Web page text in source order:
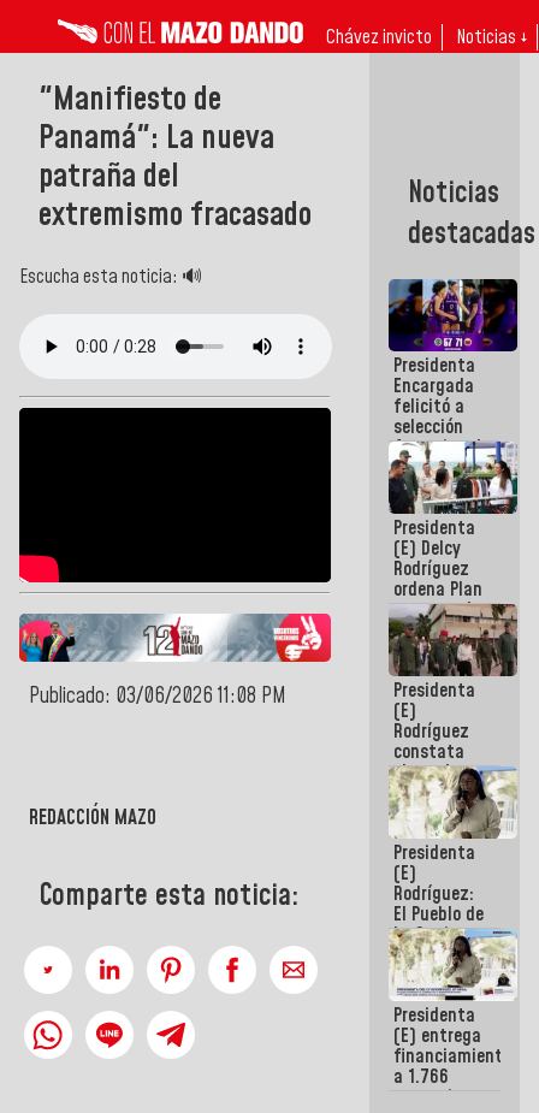
Chávez invicto Noticias ↓
"Manifiesto de
Panamá": La nueva
patraña del
extremismo fracasado
Escucha esta noticia: 🔊
Publicado: 03/06/2026 11:08 PM
REDACCIÓN MAZO
Comparte esta noticia:
Noticias
destacadas
Presidenta
Encargada
felicitó a
selección
femenina de
baloncesto
por su
clasificación
a la
AmeriCup
2027
Presidenta
(E) Delcy
Rodríguez
ordena Plan
maestro de
desarrollo
logístico y
turístico
para La
Guaira
Presidenta
(E)
Rodríguez
constata
obras de
rehabilitación
de Escuela
Militar de
Mamo en La
Guaira
Presidenta
(E)
Rodríguez:
El Pueblo de
La Guaira
siempre
estará
acompañada
por el
Gobierno
Nacional
Presidenta
(E) entrega
financiamientos
a 1.766
comerciantes